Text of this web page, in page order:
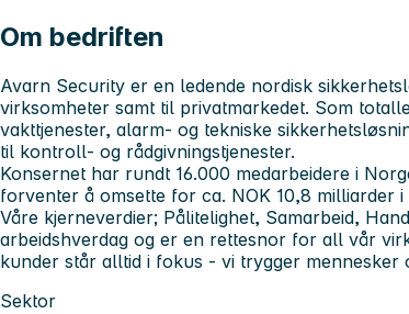
Om bedriften
Avarn Security er en ledende nordisk
virksomheter samt til privatmarkedet. Som
vakttjenester, alarm- og tekniske
til kontroll- og rådgivningstjenester.
Konsernet har rundt 16.000 medarbeidere i
forventer å omsette for ca. NOK 10,8 milliarder i
Våre kjerneverdier; Pålitelighet, Samarbeid,
arbeidshverdag og er en rettesnor for all vår
kunder står alltid i fokus - vi trygger mennesker
Sektor